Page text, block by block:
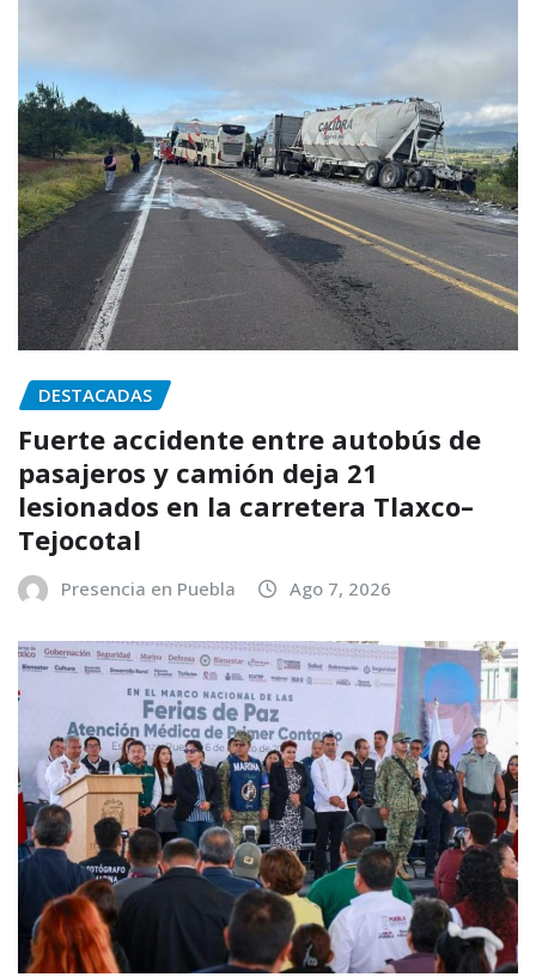
DESTACADAS
Fuerte accidente entre autobús de
pasajeros y camión deja 21
lesionados en la carretera Tlaxco–
Tejocotal
Presencia en Puebla Ago 7, 2026